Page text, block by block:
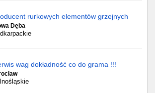
rurkowych elementów grzejnych
Dęba
wag dokładność co do grama !!!